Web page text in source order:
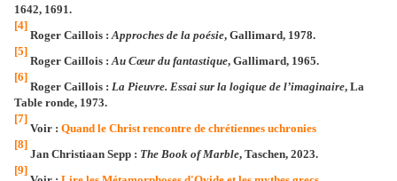
1642, 1691.
[4]
Roger Caillois : Approches de la poésie, Gallimard, 1978.
[5]
Roger Caillois : Au Cœur du fantastique, Gallimard, 1965.
[6]
Roger Caillois : La Pieuvre. Essai sur la logique de l’imaginaire, La
Table ronde, 1973.
[7]
Voir : Quand le Christ rencontre de chrétiennes uchronies
[8]
Jan Christiaan Sepp : The Book of Marble, Taschen, 2023.
[9]